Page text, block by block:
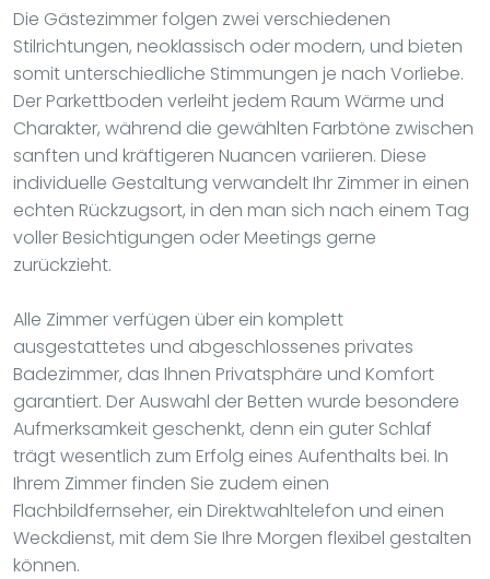
Die Gästezimmer folgen zwei verschiedenen
Stilrichtungen, neoklassisch oder modern, und bieten
somit unterschiedliche Stimmungen je nach Vorliebe.
Der Parkettboden verleiht jedem Raum Wärme und
Charakter, während die gewählten Farbtöne zwischen
sanften und kräftigeren Nuancen variieren. Diese
individuelle Gestaltung verwandelt Ihr Zimmer in einen
echten Rückzugsort, in den man sich nach einem Tag
voller Besichtigungen oder Meetings gerne
zurückzieht.
Alle Zimmer verfügen über ein komplett
ausgestattetes und abgeschlossenes privates
Badezimmer, das Ihnen Privatsphäre und Komfort
garantiert. Der Auswahl der Betten wurde besondere
Aufmerksamkeit geschenkt, denn ein guter Schlaf
trägt wesentlich zum Erfolg eines Aufenthalts bei. In
Ihrem Zimmer finden Sie zudem einen
Flachbildfernseher, ein Direktwahltelefon und einen
Weckdienst, mit dem Sie Ihre Morgen flexibel gestalten
können.